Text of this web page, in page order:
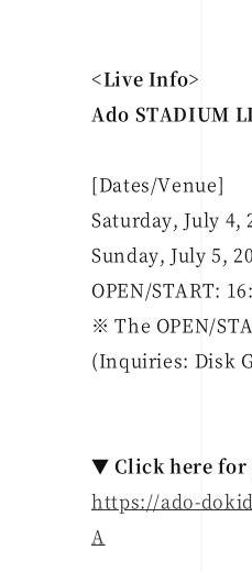
<Live Info>
Ado STADIUM
[Dates/Venue]
Saturday, July 4,
Sunday, July 5,
OPEN/START:
※ The OPEN/
(Inquiries: Disk
▼ Click here for
https://ado-
A